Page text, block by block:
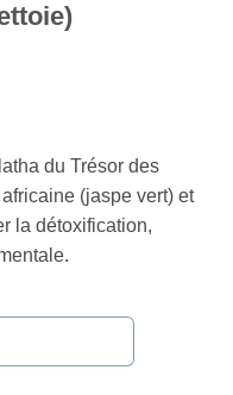
du Trésor des
(jaspe vert) et
la détoxification,